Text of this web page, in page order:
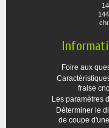
Foire aux
fraise cnc
Les paramètres
Déterminer le
de coupe